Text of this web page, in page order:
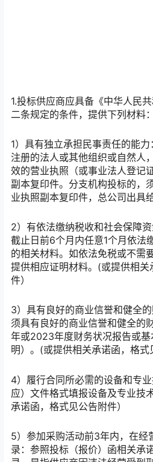
1.投标供应商应具备《中华人民
二条规定的条件，提供下列材料：
1）具有独立承担民事责任的能
注册的法人或其他组织或自然人
效的营业执照（或事业法人登记
副本复印件。分支机构投标的，
业执照副本复印件，总公司出具
2）有依法缴纳税收和社会保障
截止日前6个月内任意1个月依法
的相关材料。如依法免税或不需
提供相应证明材料。(或提供相
件）
3）具有良好的商业信誉和健全
须具有良好的商业信誉和健全的
年或2023年度财务状况报告或
明）。(或提供相关承诺函，格式
4）履行合同所必需的设备和专
应）文件格式填报设备及专业技
承诺函，格式见公告附件）
5）参加采购活动前3年内，在经
录：参照投标（报价）函相关承